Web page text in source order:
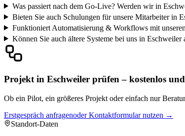
Was passiert nach dem Go-Live? Werden wir in
Bieten Sie auch Schulungen für unsere Mitarbeiter in
Funktioniert Automatisierung & Workflows mit
Können Sie auch ältere Systeme bei uns in Eschweiler
Projekt in Eschweiler prüfen – kostenlos
Ob ein Pilot, ein größeres Projekt oder einfach nur
Erstgespräch anfragenoder Kontaktformular nutzen →
Standort-Daten